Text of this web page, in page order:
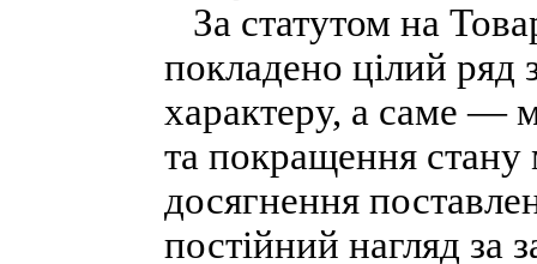
За статутом на
покладено цілий ряд
характеру, а саме —
та покращення стану
досягнення
постійний нагляд за